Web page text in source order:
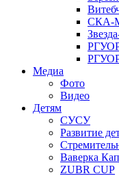
СКА-
Медиа
Фото
Видео
Детям
СУСУ
Развитие
Ваверка Кап
ZUBR CUP